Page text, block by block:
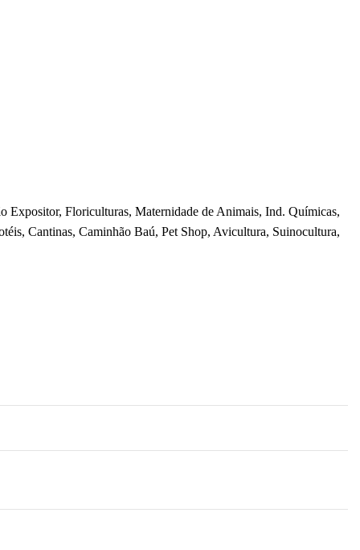
Expositor, Floriculturas, Maternidade de Animais, Ind. Químicas,
Cantinas, Caminhão Baú, Pet Shop, Avicultura, Suinocultura,